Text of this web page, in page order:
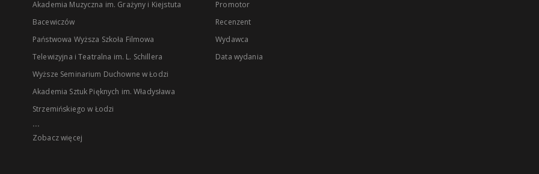
Akademia Muzyczna im. Grażyny i Kiejstuta
Bacewiczów
Państwowa Wyższa Szkoła Filmowa
Telewizyjna i Teatralna im. L. Schillera
Wyższe Seminarium Duchowne w Łodzi
Akademia Sztuk Pięknych im. Władysława
Strzemińskiego w Łodzi
...
Zobacz więcej
Promotor
Recenzent
Wydawca
Data wydania